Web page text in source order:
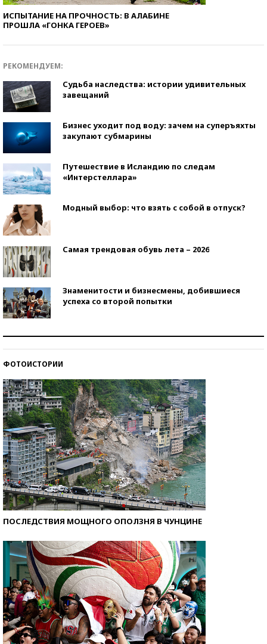
ИСПЫТАНИЕ НА ПРОЧНОСТЬ: В АЛАБИНЕ
ПРОШЛА «ГОНКА ГЕРОЕВ»
РЕКОМЕНДУЕМ:
Судьба наследства: истории удивительных
завещаний
Бизнес уходит под воду: зачем на суперъяхты
закупают субмарины
Путешествие в Исландию по следам
«Интерстеллара»
Модный выбор: что взять с собой в отпуск?
Самая трендовая обувь лета – 2026
Знаменитости и бизнесмены, добившиеся
успеха со второй попытки
ФОТОИСТОРИИ
ПОСЛЕДСТВИЯ МОЩНОГО ОПОЛЗНЯ В ЧУНЦИНЕ